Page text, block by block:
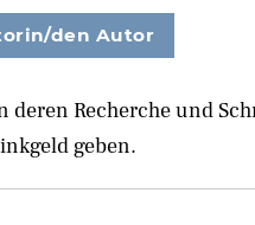
den Autor
Recherche und
geben.